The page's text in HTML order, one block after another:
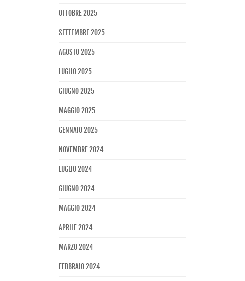
OTTOBRE 2025
SETTEMBRE 2025
AGOSTO 2025
LUGLIO 2025
GIUGNO 2025
MAGGIO 2025
GENNAIO 2025
NOVEMBRE 2024
LUGLIO 2024
GIUGNO 2024
MAGGIO 2024
APRILE 2024
MARZO 2024
FEBBRAIO 2024